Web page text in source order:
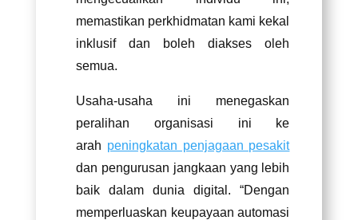
memastikan perkhidmatan kami kekal
inklusif dan boleh diakses oleh
semua.
Usaha-usaha ini menegaskan
peralihan organisasi ini ke
arah peningkatan penjagaan pesakit
dan pengurusan jangkaan yang lebih
baik dalam dunia digital. “Dengan
memperluaskan keupayaan automasi